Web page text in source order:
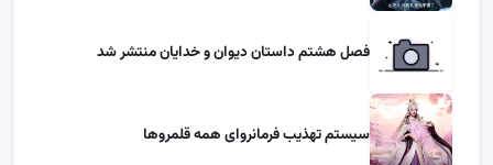
فصل هشتم داستان دیوان و خدایان منتشر شد
سیستم تهذیب فرمانروای همه قلمروها